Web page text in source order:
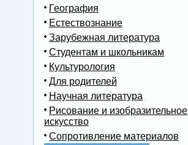
География
Естествознание
Зарубежная литература
Студентам и школьникам
Культурология
Для родителей
Научная литература
Рисование и изобразительное
искусство
Сопротивление материалов